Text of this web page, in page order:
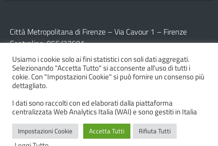
Città Metropolitana di Firenze – Via Cavour 1 – Firenze
Centralino: 055/27601
Partita IVA: 017 09 77 04 89
Codice Fiscale: 800 16 45 04 80
© 2026 Città Metropolitana di Firenze
Usiamo i cookie solo ai fini statistici con soli dati aggregati.
Selezionando "Accetta Tutto" si acconsente all'uso di tutti i
cokie. Con "Impostazioni Cookie" si può fornire un consenso più
dettagliato.
I dati sono raccolti con ed elaborati dalla piattaforma
centralizzata Web Analytics Italia (WAI) e sono gestiti in Italia
Impostazioni Cookie Accetta Tutti Rifiuta Tutti